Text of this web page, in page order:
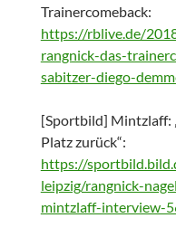
Trainercomeback:
https://rblive.de/
rangnick-das-
sabitzer-diego-
[Sportbild] Mintzlaff:
Platz zurück“:
https://
leipzig/rangnick-
mintzlaff-interview-